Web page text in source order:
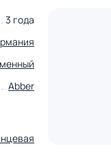
3 года
Abber